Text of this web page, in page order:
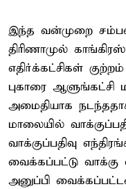
இந்த வன்முறை
திரிணாமுல்
எதிர்க்கட்சிகள்
புகாரை ஆளுங்கட்சி
அமைதியாக
மாலையில்
வாக்குப்பதிவு
வைக்கப்பட்டு
அனுப்பி